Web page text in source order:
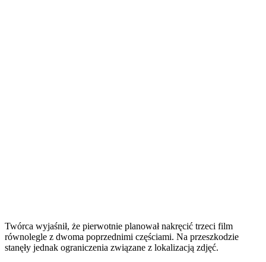
Twórca wyjaśnił, że pierwotnie planował nakręcić trzeci film
równolegle z dwoma poprzednimi częściami. Na przeszkodzie
stanęły jednak ograniczenia związane z lokalizacją zdjęć.